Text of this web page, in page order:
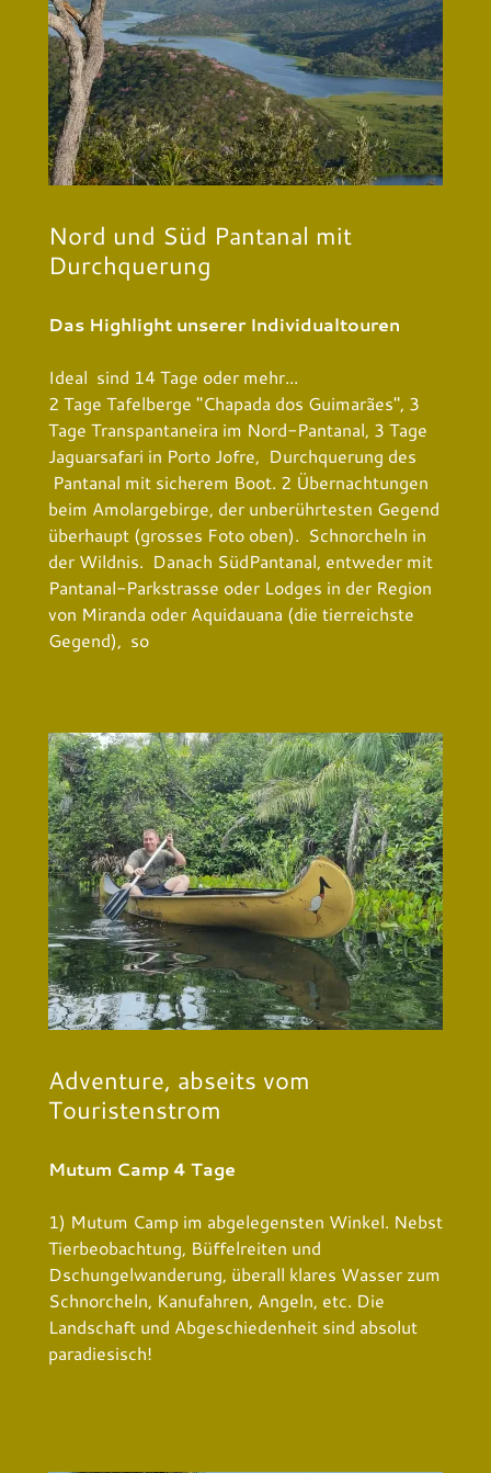
Nord und Süd Pantanal mit
Durchquerung
Das Highlight unserer Individualtouren
Ideal sind 14 Tage oder mehr...
2 Tage Tafelberge "Chapada dos Guimarães", 3
Tage Transpantaneira im Nord-Pantanal, 3 Tage
Jaguarsafari in Porto Jofre, Durchquerung des
Pantanal mit sicherem Boot. 2 Übernachtungen
beim Amolargebirge, der unberührtesten Gegend
überhaupt (grosses Foto oben). Schnorcheln in
der Wildnis. Danach SüdPantanal, entweder mit
Pantanal-Parkstrasse oder Lodges in der Region
von Miranda oder Aquidauana (die tierreichste
Gegend), so
Adventure, abseits vom
Touristenstrom
Mutum Camp 4 Tage
1) Mutum Camp im abgelegensten Winkel. Nebst
Tierbeobachtung, Büffelreiten und
Dschungelwanderung, überall klares Wasser zum
Schnorcheln, Kanufahren, Angeln, etc. Die
Landschaft und Abgeschiedenheit sind absolut
paradiesisch!